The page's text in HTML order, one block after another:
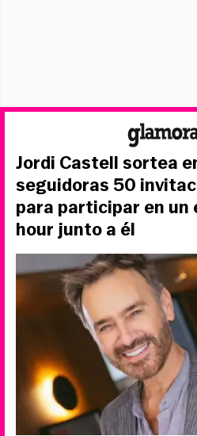
Jordi Castell sortea
seguidoras 50
para participar en un
hour junto a él